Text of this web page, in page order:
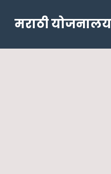
contentमराठी योजनालय